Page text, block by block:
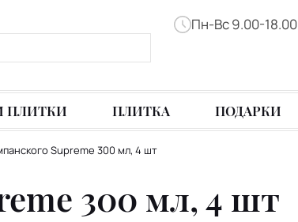
Пн-Вс 9.00-18.00
ПЛИТКИ ПЛИТКА ПОДАРКИ
Supreme 300 мл, 4 шт
300 мл, 4 шт